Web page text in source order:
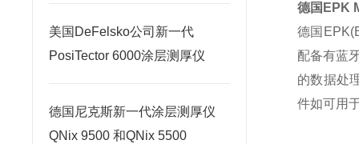
美国DeFelsko公司新一代
PosiTector 6000涂层测厚仪
德国尼克斯新一代涂层测厚仪
QNix 9500 和QNix 5500
德国EPK
德国
配备有蓝
的数据处
件如可用